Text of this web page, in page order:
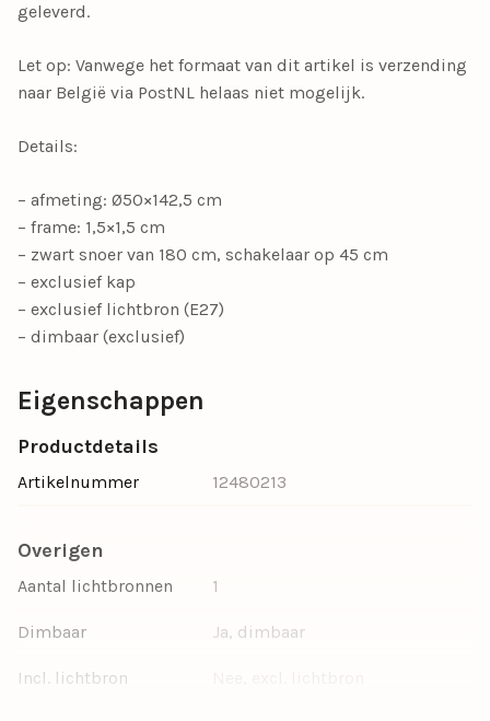
geleverd.
Let op: Vanwege het formaat van dit artikel is verzending
naar België via PostNL helaas niet mogelijk.
Details:
– afmeting: Ø50×142,5 cm
– frame: 1,5×1,5 cm
– zwart snoer van 180 cm, schakelaar op 45 cm
– exclusief kap
– exclusief lichtbron (E27)
– dimbaar (exclusief)
Eigenschappen
Productdetails
Artikelnummer 12480213
Overigen
Aantal lichtbronnen 1
Dimbaar Ja, dimbaar
Incl. lichtbron